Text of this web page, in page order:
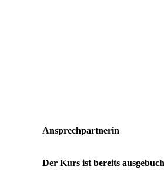
Ansprechpartnerin
Der Kurs ist bereits